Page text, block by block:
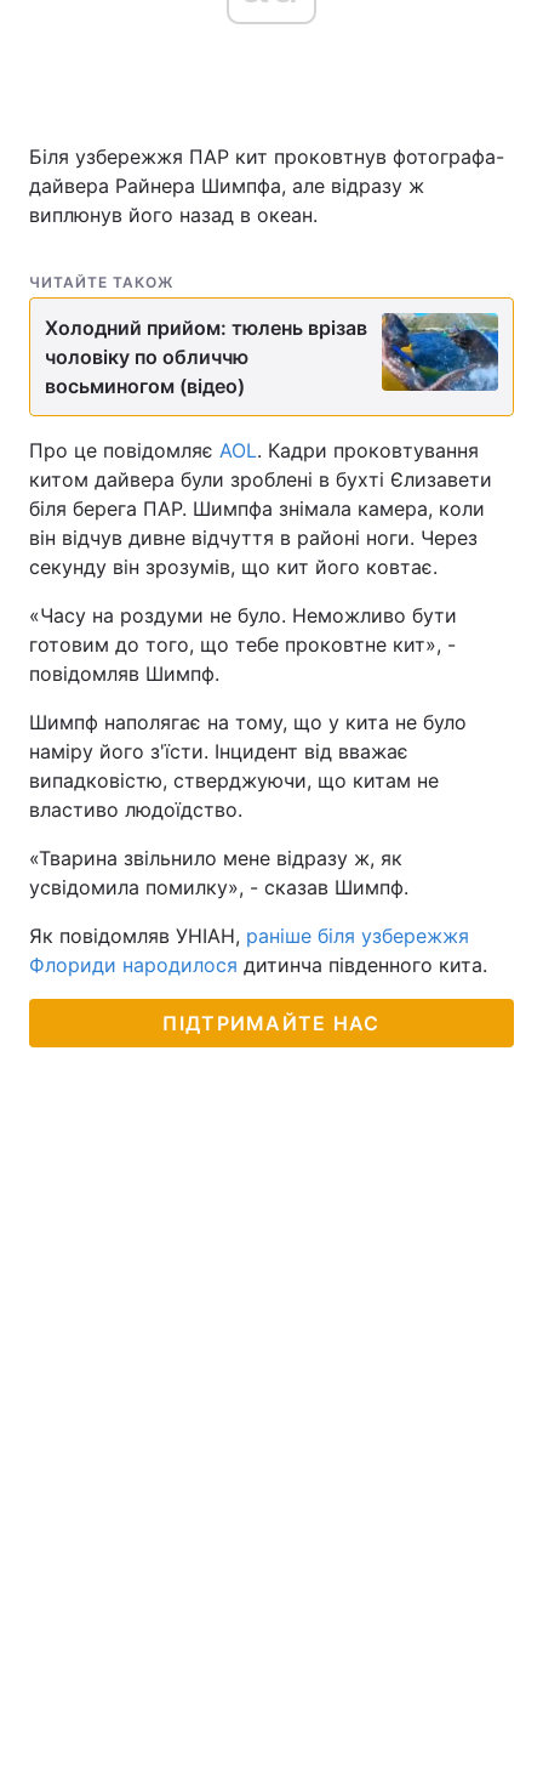
Біля узбережжя ПАР кит проковтнув фотографа-
дайвера Райнера Шимпфа, але відразу ж
виплюнув його назад в океан.
ЧИТАЙТЕ ТАКОЖ
Холодний прийом: тюлень врізав
чоловіку по обличчю
восьминогом (відео)
Про це повідомляє AOL. Кадри проковтування
китом дайвера були зроблені в бухті Єлизавети
біля берега ПАР. Шимпфа знімала камера, коли
він відчув дивне відчуття в районі ноги. Через
секунду він зрозумів, що кит його ковтає.
«Часу на роздуми не було. Неможливо бути
готовим до того, що тебе проковтне кит», -
повідомляв Шимпф.
Шимпф наполягає на тому, що у кита не було
наміру його з'їсти. Інцидент від вважає
випадковістю, стверджуючи, що китам не
властиво людоїдство.
«Тварина звільнило мене відразу ж, як
усвідомила помилку», - сказав Шимпф.
Як повідомляв УНІАН, раніше біля узбережжя
Флориди народилося дитинча південного кита.
ПІДТРИМАЙТЕ НАС